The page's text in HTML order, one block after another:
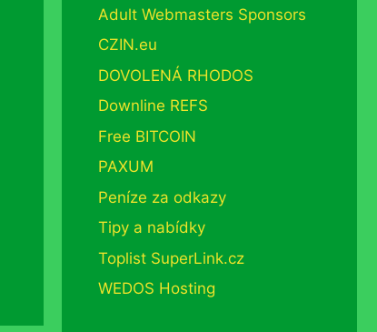
Adult Webmasters Sponsors
CZIN.eu
DOVOLENÁ RHODOS
Downline REFS
Free BITCOIN
PAXUM
Peníze za odkazy
Tipy a nabídky
Toplist SuperLink.cz
WEDOS Hosting